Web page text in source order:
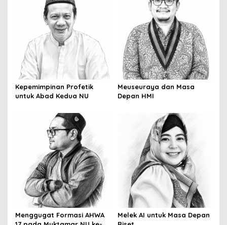
Kepemimpinan Profetik
untuk Abad Kedua NU
Meuseuraya dan Masa
Depan HMI
Menggugat Formasi AHWA
Melek AI untuk Masa Depan